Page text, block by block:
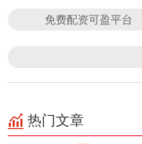
免费配资可盈平台
热门文章